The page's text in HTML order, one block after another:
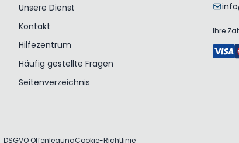
Unsere Dienst
Kontakt
Hilfezentrum
Häufig gestellte Fragen
Seitenverzeichnis
Ihre
DSGVO OffenlegungCookie-Richtlinie